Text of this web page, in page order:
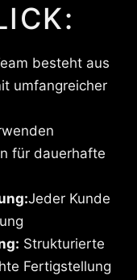
besteht aus
umfangreicher
für dauerhafte
Jeder Kunde
Strukturierte
Fertigstellung